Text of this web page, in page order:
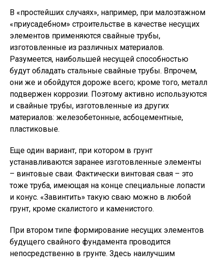
В «простейших случаях», например, при малоэтажном
«приусадебном» строительстве в качестве несущих
элементов применяются свайные трубы,
изготовленные из различных материалов.
Разумеется, наибольшей несущей способностью
будут обладать стальные свайные трубы. Впрочем,
они же и обойдутся дороже всего; кроме того, металл
подвержен коррозии. Поэтому активно используются
и свайные трубы, изготовленные из других
материалов: железобетонные, асбоцементные,
пластиковые.
Еще один вариант, при котором в грунт
устанавливаются заранее изготовленные элементы
– винтовые сваи. Фактически винтовая свая – это
тоже труба, имеющая на конце специальные лопасти
и конус. «Завинтить» такую сваю можно в любой
грунт, кроме скалистого и каменистого.
При втором типе формирование несущих элементов
будущего свайного фундамента проводится
непосредственно в грунте. Здесь наилучшим